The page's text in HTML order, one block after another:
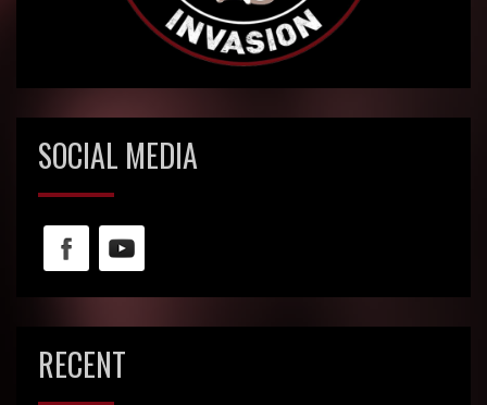
SOCIAL MEDIA
RECENT